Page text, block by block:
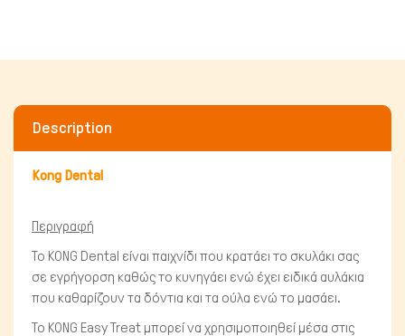
Πτηνά
Description
Kong Dental
Περιγραφή
Το KONG Dental είναι παιχνίδι που κρατάει το σκυλάκι σας
σε εγρήγορση καθώς το κυνηγάει ενώ έχει ειδικά αυλάκια
που καθαρίζουν τα δόντια και τα ούλα ενώ το μασάει.
Το KONG Easy Treat μπορεί να χρησιμοποιηθεί μέσα στις